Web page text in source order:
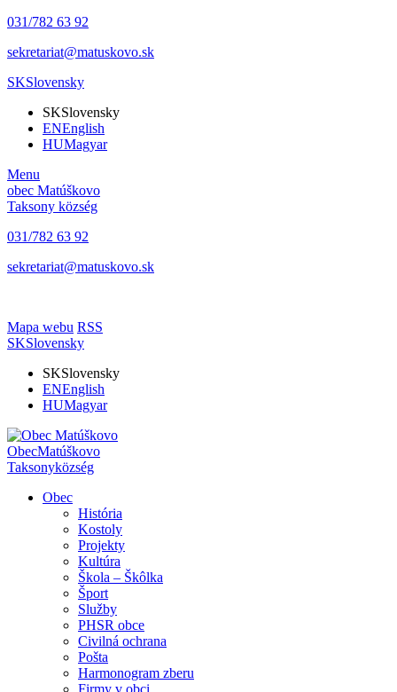
031/782 63 92
sekretariat@matuskovo.sk
SKSlovensky
SKSlovensky
ENEnglish
HUMagyar
Menu
obec Matúškovo
Taksony község
031/782 63 92
sekretariat@matuskovo.sk
Mapa webu RSS
SKSlovensky
SKSlovensky
ENEnglish
HUMagyar
ObecMatúškovo
Taksonyközség
Obec
História
Kostoly
Projekty
Kultúra
Škola – Škôlka
Šport
Služby
PHSR obce
Civilná ochrana
Pošta
Harmonogram zberu
Firmy v obci